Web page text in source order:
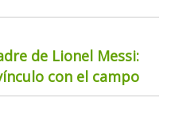
de Lionel Messi:
con el campo